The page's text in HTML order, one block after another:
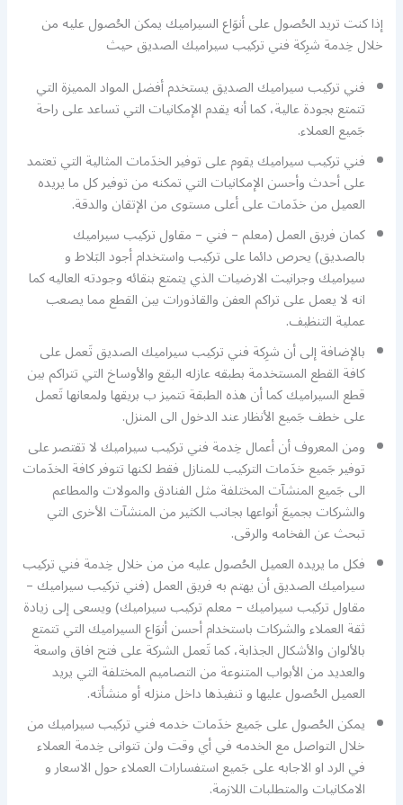
إذا كنت تريد الحُصول على أنوَاع السيراميك يمكن الحُصول عليه من
خلال خِدمة شرِكة فني تركيب سيراميك الصديق حيث
فني تركيب سيراميك الصديق يستخدم أفضل المواد المميزة التي
تتمتع بجودة عالية، كما أنه يقدم الإمكانيات التي تساعد على راحة
جَميع العملاء.
فني تركيب سيراميك يقوم على توفير الخدَمات المثالية التي تعتمد
على أحدث وأحسن الإمكانيات التي تمكنه من توفير كل ما يريده
العميل من خدَمات على أعلى مستوى من الإتقان والدقة.
كمان فريق العمل (معلم – فني – مقاول تركيب سيراميك
بالصديق) يحرص دائما على تركيب واستخدام أجود البَلاط و
سيراميك وجرانيت الارضيات الذي يتمتع بنقائه وجودته العاليه كما
انه لا يعمل على تراكم العفن والقاذورات بين القطع مما يصعب
عملية التنظيف.
بالإضافة إلى أن شرِكة فني تركيب سيراميك الصديق تَعمل على
كافة القطع المستخدمة بطبقه عازله البقع والأوساخ التي تتراكم بين
قطع السيراميك كما أن هذه الطبقة تتميز ب بريقها ولمعانها تَعمل
على خطف جَميع الأنظار عند الدخول الى المنزل.
ومن المعروف أن أعمال خِدمة فني تركيب سيراميك لا تقتصر على
توفير جَميع خدَمات التركيب للمنازل فقط لكنها تتوفر كافة الخدَمات
الى جَميع المنشآت المختلفة مثل الفنادق والمولات والمطاعم
والشركات بجميعَ أنواعها بجانب الكثير من المنشآت الأخرى التي
تبحث عن الفخامه والرقى.
فكل ما يريده العميل الحُصول عليه من من خلال خِدمة فني تركيب
سيراميك الصديق أن يهتم به فريق العمل (فني تركيب سيراميك –
مقاول تركيب سيراميك – معلم تركيب سيراميك) ويسعى إلى زيادة
ثقة العملاء والشركات باستخدام أحسن أنوَاع السيراميك التي تتمتع
بالألوان والأشكال الجذابة، كما تَعمل الشركة على فتح افاق واسعة
والعديد من الأبواب المتنوعة من التصاميم المختلفة التي يريد
العميل الحُصول عليها و تنفيذها داخل منزله أو منشأته.
يمكن الحُصول على جَميع خدَمات خدمه فني تركيب سيراميك من
خلال التواصل مع الخدمه في أي وقت ولن تتوانى خِدمة العملاء
في الرد او الاجابه على جَميع استفسارات العملاء حول الاسعار و
الامكانيات والمتطلبات اللازمة.